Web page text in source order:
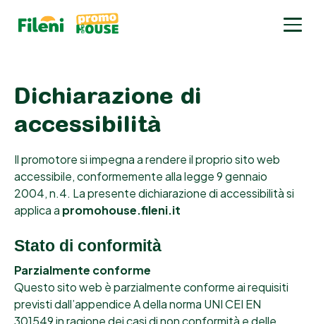
Dichiarazione di
accessibilità
Il promotore si impegna a rendere il proprio sito web
accessibile, conformemente alla legge 9 gennaio
2004, n.4. La presente dichiarazione di accessibilità si
applica a promohouse.fileni.it
Stato di conformità
Parzialmente conforme
Questo sito web è parzialmente conforme ai requisiti
previsti dall’appendice A della norma UNI CEI EN